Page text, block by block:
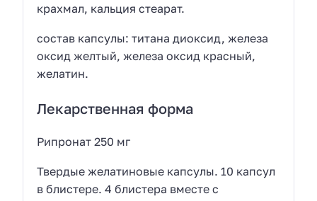
крахмал, кальция стеарат.
состав капсулы: титана диоксид, железа
оксид желтый, железа оксид красный,
желатин.
Лекарственная форма
Рипронат 250 мг
Твердые желатиновые капсулы. 10 капсул
в блистере. 4 блистера вместе с